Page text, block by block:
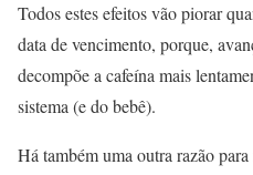
Todos estes efeitos vão piorar
data de vencimento, porque,
decompõe a cafeína mais
sistema (e do bebê).
Há também uma outra razão